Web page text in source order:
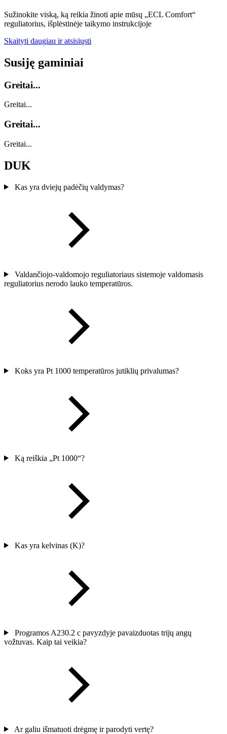
Sužinokite viską, ką reikia žinoti apie mūsų „ECL Comfort“
reguliatorius, išplėstinėje taikymo instrukcijoje
Skaityti daugiau ir atsisiųsti
Susiję gaminiai
Greitai...
Greitai...
Greitai...
Greitai...
DUK
Kas yra dviejų padėčių valdymas?
Valdančiojo-valdomojo reguliatoriaus sistemoje valdomasis
reguliatorius nerodo lauko temperatūros.
Koks yra Pt 1000 temperatūros jutiklių privalumas?
Ką reiškia „Pt 1000“?
Kas yra kelvinas (K)?
Programos A230.2 c pavyzdyje pavaizduotas trijų angų
vožtuvas. Kaip tai veikia?
Ar galiu išmatuoti drėgmę ir parodyti vertę?